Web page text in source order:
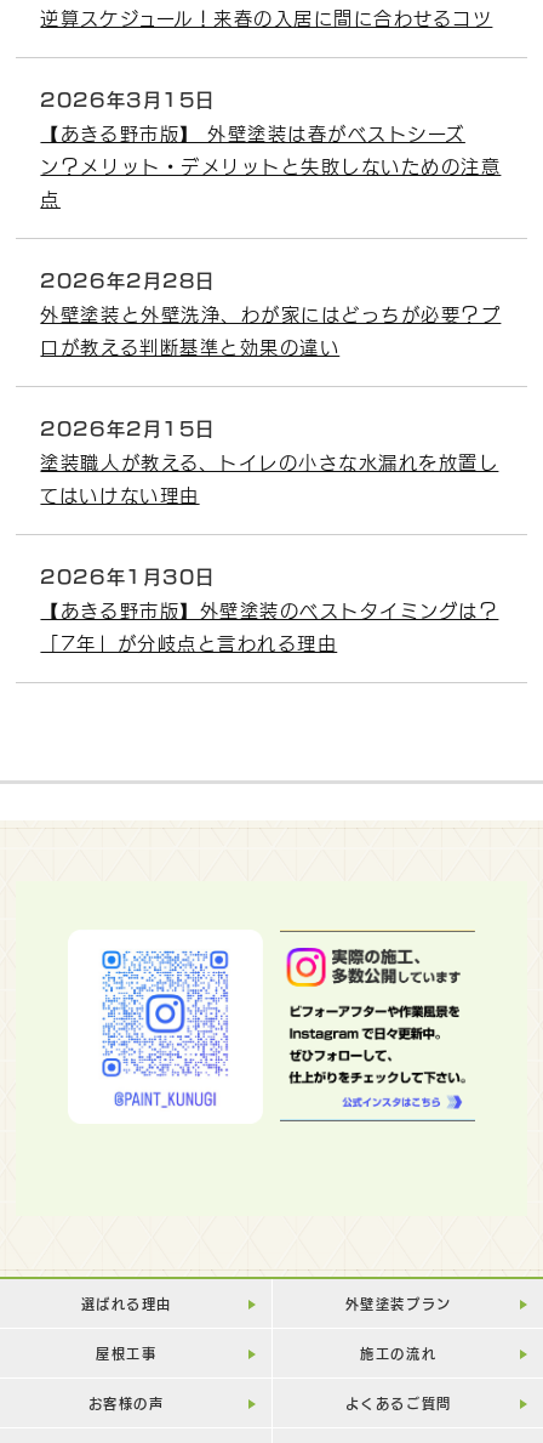
逆算スケジュール！来春の入居に間に合わせるコツ
2026年3月15日
【あきる野市版】 外壁塗装は春がベストシーズ
ン？メリット・デメリットと失敗しないための注意
点
2026年2月28日
外壁塗装と外壁洗浄、わが家にはどっちが必要？プ
ロが教える判断基準と効果の違い
2026年2月15日
塗装職人が教える、トイレの小さな水漏れを放置し
てはいけない理由
2026年1月30日
【あきる野市版】外壁塗装のベストタイミングは？
「7年」が分岐点と言われる理由
選ばれる理由 外壁塗装プラン
屋根工事 施工の流れ
お客様の声 よくあるご質問